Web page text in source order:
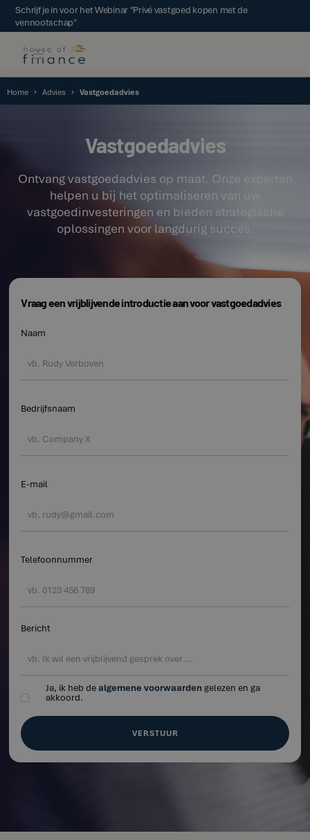
Schrijf je in voor het Webinar "Privé vastgoed kopen met de
vennootschap"
Home Advies Vastgoedadvies
Vastgoedadvies
Ontvang vastgoedadvies op maat. Onze experten
helpen u bij het optimaliseren van uw
vastgoedinvesteringen en bieden strategische
oplossingen voor langdurig succes.
Vraag een vrijblijvende introductie aan voor vastgoedadvies
Naam
Bedrijfsnaam
E-mail
Telefoonnummer
Bericht
Ja, ik heb dealgemene voorwaardengelezen en ga
akkoord.